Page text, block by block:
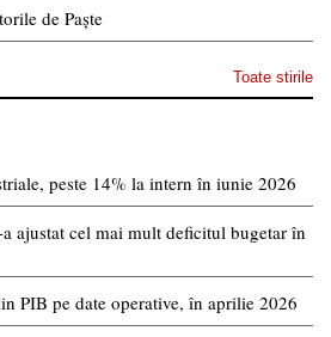
de Paște
Toate stirile
peste 14% la intern în iunie 2026
ajustat cel mai mult deficitul bugetar în
PIB pe date operative, în aprilie 2026